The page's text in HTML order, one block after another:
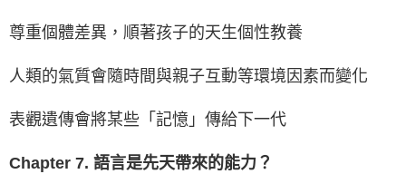
尊重個體差異，順著孩子的天生個性教養
人類的氣質會隨時間與親子互動等環境因素而變化
表觀遺傳會將某些「記憶」傳給下一代
Chapter 7. 語言是先天帶來的能力？